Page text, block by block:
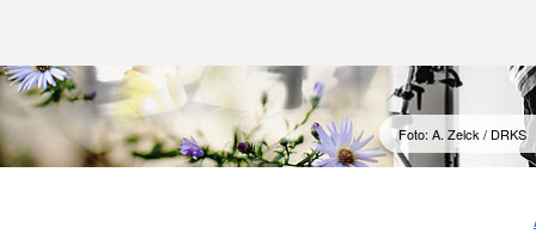
Foto: A. Zelck / DRKS